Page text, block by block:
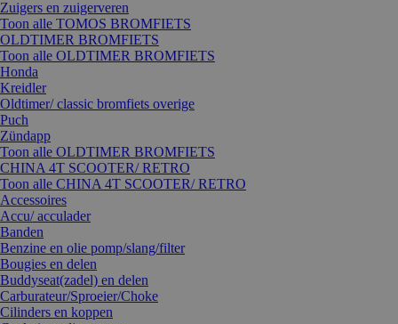
Zuigers en zuigerveren
Toon alle TOMOS BROMFIETS
OLDTIMER BROMFIETS
Toon alle OLDTIMER BROMFIETS
Honda
Kreidler
Oldtimer/ classic bromfiets overige
Puch
Zündapp
Toon alle OLDTIMER BROMFIETS
CHINA 4T SCOOTER/ RETRO
Toon alle CHINA 4T SCOOTER/ RETRO
Accessoires
Accu/ acculader
Banden
Benzine en olie pomp/slang/filter
Bougies en delen
Buddyseat(zadel) en delen
Carburateur/Sproeier/Choke
Cilinders en koppen